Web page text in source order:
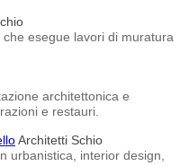
esegue lavori di muratura
architettonica e
e restauri.
Architetti Schio
urbanistica, interior design,